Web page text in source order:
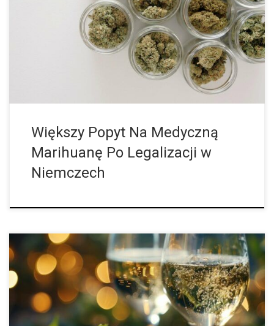
Jeszcze przed dekryminalizacją konopi indyjskich jako
narkotyku Niemcy posiadały największy przemysł medycznej
marihuany w Europie. 1 kwietnia 2024 roku, po wejściu w życie
nowej ustawy o konopiach indyjskich popyt na […]
Większy Popyt Na Medyczną
Marihuanę Po Legalizacji w
Niemczech
Wiele osób lubi pić alkohol, a dzięki legalizacji marihuany mogą
również spróbować tak zwanego mieszanego spożycia. Czy w
związku z tym istnieją szczególne zagrożenia dla zdrowia i co na